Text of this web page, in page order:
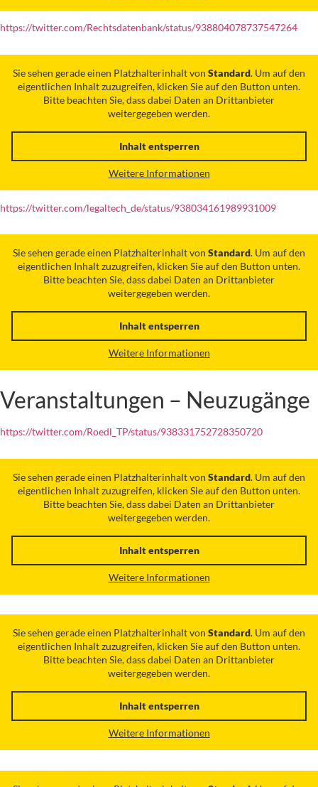
https://twitter.com/Rechtsdatenbank/status/938804078737547264
Sie sehen gerade einen Platzhalterinhalt von Standard. Um auf den
eigentlichen Inhalt zuzugreifen, klicken Sie auf den Button unten.
Bitte beachten Sie, dass dabei Daten an Drittanbieter
weitergegeben werden.
Inhalt entsperren
Weitere Informationen
https://twitter.com/legaltech_de/status/938034161989931009
Sie sehen gerade einen Platzhalterinhalt von Standard. Um auf den
eigentlichen Inhalt zuzugreifen, klicken Sie auf den Button unten.
Bitte beachten Sie, dass dabei Daten an Drittanbieter
weitergegeben werden.
Inhalt entsperren
Weitere Informationen
Veranstaltungen – Neuzugänge
https://twitter.com/Roedl_TP/status/938331752728350720
Sie sehen gerade einen Platzhalterinhalt von Standard. Um auf den
eigentlichen Inhalt zuzugreifen, klicken Sie auf den Button unten.
Bitte beachten Sie, dass dabei Daten an Drittanbieter
weitergegeben werden.
Inhalt entsperren
Weitere Informationen
Sie sehen gerade einen Platzhalterinhalt von Standard. Um auf den
eigentlichen Inhalt zuzugreifen, klicken Sie auf den Button unten.
Bitte beachten Sie, dass dabei Daten an Drittanbieter
weitergegeben werden.
Inhalt entsperren
Weitere Informationen